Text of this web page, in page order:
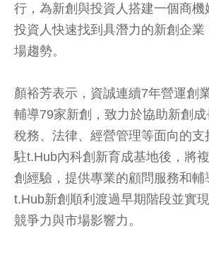
行，為新創與投資人搭建一個商機
投資人快速找到具潛力的新創企
場趨勢。
顏裕芳表示，資誠連續7年營運創
輔導79家新創，致力於協助新創成
稅務、法律、經營管理等面向的支
駐t.Hub內科創新育成基地後，將
創經驗，提供專業的顧問服務和輔
t.Hub新創順利渡過早期階段並實
競爭力與市場影響力。